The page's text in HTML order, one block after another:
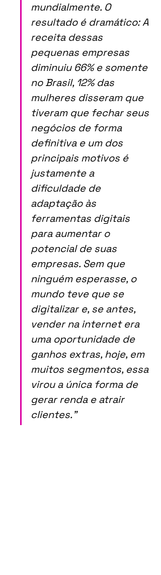
mundialmente. O
resultado é dramático: A
receita dessas
pequenas empresas
diminuiu 66% e somente
no Brasil, 12% das
mulheres disseram que
tiveram que fechar seus
negócios de forma
definitiva e um dos
principais motivos é
justamente a
dificuldade de
adaptação às
ferramentas digitais
para aumentar o
potencial de suas
empresas. Sem que
ninguém esperasse, o
mundo teve que se
digitalizar e, se antes,
vender na internet era
uma oportunidade de
ganhos extras, hoje, em
muitos segmentos, essa
virou a única forma de
gerar renda e atrair
clientes."